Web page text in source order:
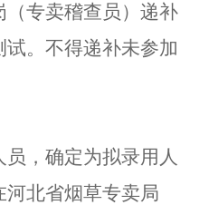
专卖稽查员）递补
。不得递补未参加
，确定为拟录用人
河北省烟草专卖局